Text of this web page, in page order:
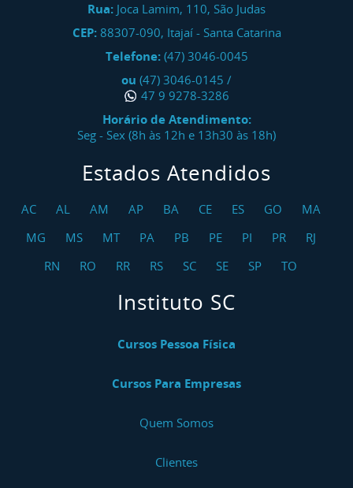
Rua: Joca Lamim, 110, São Judas
CEP: 88307-090, Itajaí- Santa Catarina
Telefone: (47) 3046-0045
ou (47) 3046-0145 /
47 9 9278-3286
Horário de Atendimento:
Seg - Sex (8h às 12h e 13h30 às 18h)
Estados Atendidos
AC AL AM AP BA CE ES GO
MA
MG
MS MT PA PB PE PI PR
RJ
RN
RO RR RS SC SE SP TO
Instituto SC
Cursos Pessoa Física
Cursos Para Empresas
Quem Somos
Clientes